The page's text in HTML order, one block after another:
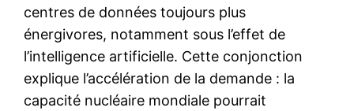
centres de données toujours plus
énergivores, notamment sous l’effet de
l’intelligence artificielle. Cette conjonction
explique l’accélération de la demande : la
capacité nucléaire mondiale pourrait